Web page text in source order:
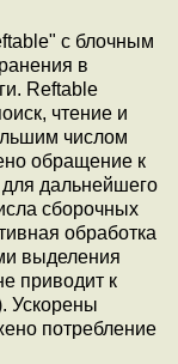
с блочным
в
Reftable
чтение и
числом
обращение к
дальнейшего
сборочных
обработка
выделения
приводит к
Ускорены
потребление